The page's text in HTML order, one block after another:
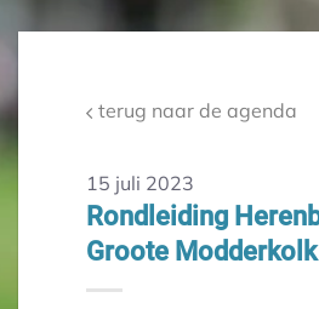
terug naar de agenda
15 juli 2023
Rondleiding
Groote Modderkolk